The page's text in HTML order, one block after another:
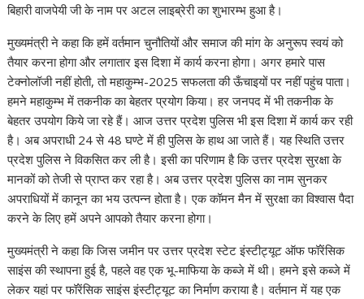
बिहारी वाजपेयी जी के नाम पर अटल लाइब्रेरी का शुभारम्भ हुआ है।
मुख्यमंत्री ने कहा कि हमें वर्तमान चुनौतियों और समाज की मांग के अनुरूप स्वयं को
तैयार करना होगा और लगातार इस दिशा में कार्य करना होगा। अगर हमारे पास
टेक्नोलॉजी नहीं होती, तो महाकुम्भ-2025 सफलता की ऊँचाइयों पर नहीं पहुंच पाता।
हमने महाकुम्भ में तकनीक का बेहतर प्रयोग किया। हर जनपद में भी तकनीक के
बेहतर उपयोग किये जा रहे हैं। आज उत्तर प्रदेश पुलिस भी इस दिशा में कार्य कर रही
है। अब अपराधी 24 से 48 घण्टे में ही पुलिस के हाथ आ जाते हैं। यह स्थिति उत्तर
प्रदेश पुलिस ने विकसित कर ली है। इसी का परिणाम है कि उत्तर प्रदेश सुरक्षा के
मानकों को तेजी से प्राप्त कर रहा है। अब उत्तर प्रदेश पुलिस का नाम सुनकर
अपराधियों में कानून का भय उत्पन्न होता है। एक कॉमन मैन में सुरक्षा का विश्वास पैदा
करने के लिए हमें अपने आपको तैयार करना होगा।
मुख्यमंत्री ने कहा कि जिस जमीन पर उत्तर प्रदेश स्टेट इंस्टीट्यूट ऑफ फॉरेंसिक
साइंस की स्थापना हुई है, पहले वह एक भू-माफिया के कब्जे में थी। हमने इसे कब्जे में
लेकर यहां पर फॉरेंसिक साइंस इंस्टीट्यूट का निर्माण कराया है। वर्तमान में यह एक